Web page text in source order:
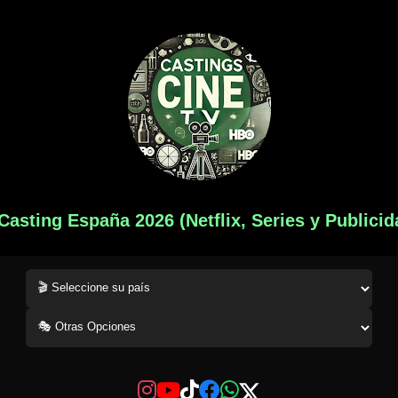
España 2026 (Netflix, Series y